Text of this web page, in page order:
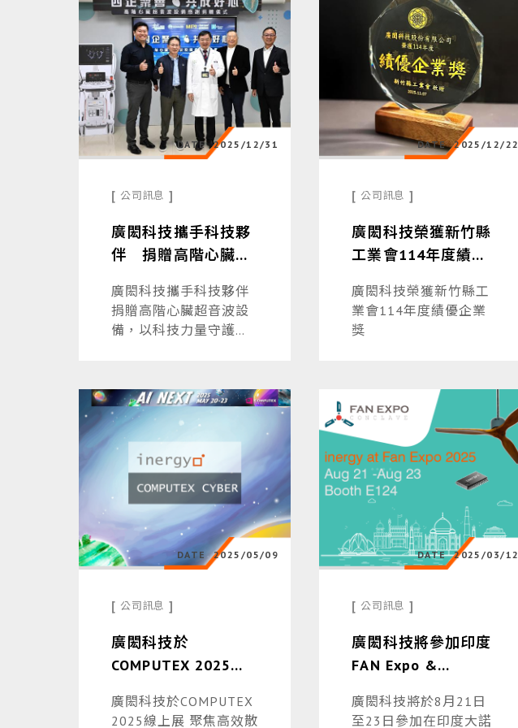
DATE 2025/12/31
[ 公司訊息 ]
廣閎科技攜手科技夥
伴 捐贈高階心臟超
廣閎科技攜手科技夥伴
捐贈高階心臟超音波設
備，以科技力量守護在
DATE 2025/12/22
[ 公司訊息 ]
廣閎科技榮獲新竹縣
工業會114年度績優
續獲肯定
廣閎科技榮獲新竹縣工
業會114年度績優企業
獎
DATE 2025/05/09
[ 公司訊息 ]
廣閎科技於
COMPUTEX 2025線
功率元件創新
廣閎科技於COMPUTEX
2025線上展 聚焦高效散
DATE 2025/03/12
[ 公司訊息 ]
廣閎科技將參加印度
FAN Expo &
各類高效能馬達驅動
廣閎科技將於8月21日
至23日參加在印度大諾